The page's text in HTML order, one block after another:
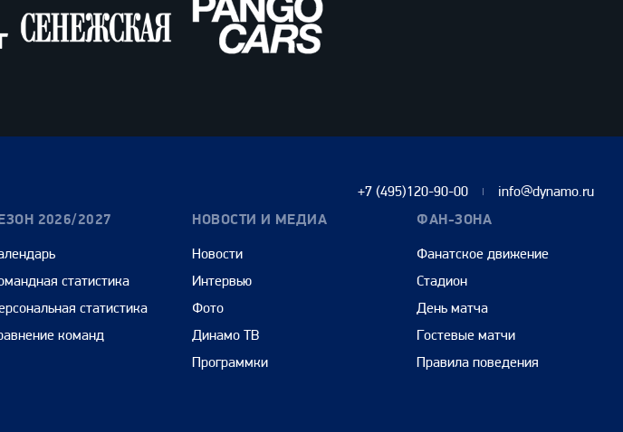
+7 (495)120-90-00 info@dynamo.ru
2026/2027
статистика
статистика
команд
НОВОСТИ И МЕДИА
Новости
Интервью
Фото
Динамо ТВ
Программки
ФАН-ЗОНА
Фанатское движение
Стадион
День матча
Гостевые матчи
Правила поведения